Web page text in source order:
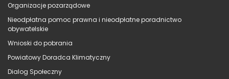
Organizacje pozarządowe
Nieodpłatna pomoc prawna i nieodpłatne poradnictwo
obywatelskie
Wnioski do pobrania
Powiatowy Doradca Klimatyczny
Dialog Społeczny